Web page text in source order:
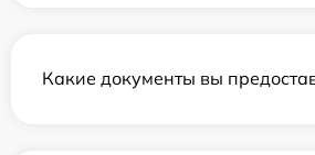
Какие документы вы